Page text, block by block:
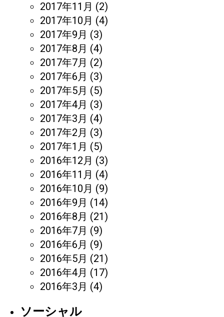
2017年11月 (2)
2017年10月 (4)
2017年9月 (3)
2017年8月 (4)
2017年7月 (2)
2017年6月 (3)
2017年5月 (5)
2017年4月 (3)
2017年3月 (4)
2017年2月 (3)
2017年1月 (5)
2016年12月 (3)
2016年11月 (4)
2016年10月 (9)
2016年9月 (14)
2016年8月 (21)
2016年7月 (9)
2016年6月 (9)
2016年5月 (21)
2016年4月 (17)
2016年3月 (4)
ソーシャル